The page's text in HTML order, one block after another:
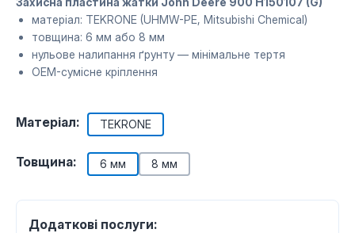
матеріал: TEKRONE (UHMW-PE, Mitsubishi Chemical)
товщина: 6 мм або 8 мм
нульове налипання ґрунту — мінімальне тертя
OEM-сумісне кріплення
Матеріал: TEKRONE
Товщина: 6 мм 8 мм
Додаткові послуги: